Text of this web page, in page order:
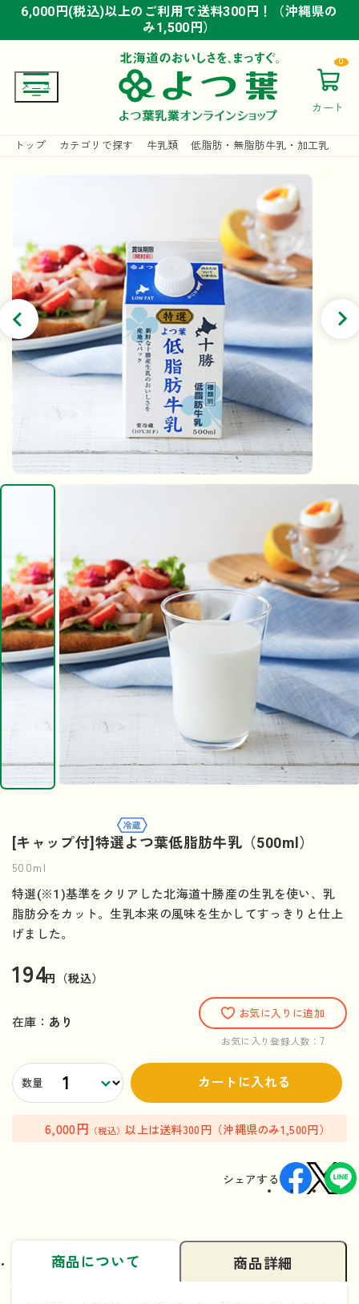
6,000円(税込)以上のご利用で送料300円！（沖縄県の
み1,500円）
6,000円(税込)以上のご利用で送料300円！（沖縄県の
み1,500円）
6,000円(税込)以上のご利用で送料300円！（沖縄県の
み1,500円）
カート
0
トップ カテゴリで探す 牛乳類 低脂肪・無脂肪牛乳・加工乳
[キャップ付]特選よつ葉低脂肪牛乳（500ml）
500ml
特選(※1)基準をクリアした北海道十勝産の生乳を使い、乳
脂肪分をカット。生乳本来の風味を生かしてすっきりと仕上
げました。
194円（税込）
在庫： あり
お気に入りに追加
お気に入り登録人数： 7
数量 カートに入れる
6,000円 （税込）以上は送料300円（沖縄県のみ1,500円）
シェアする
商品について 商品詳細